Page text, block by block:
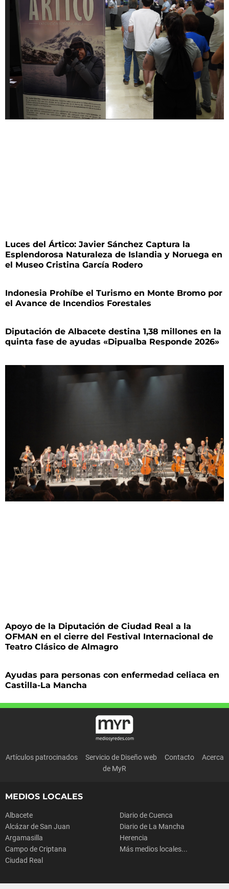
Luces del Ártico: Javier Sánchez Captura la
Esplendorosa Naturaleza de Islandia y Noruega en
el Museo Cristina García Rodero
Indonesia Prohíbe el Turismo en Monte Bromo por
el Avance de Incendios Forestales
Diputación de Albacete destina 1,38 millones en la
quinta fase de ayudas «Dipualba Responde 2026»
Apoyo de la Diputación de Ciudad Real a la
OFMAN en el cierre del Festival Internacional de
Teatro Clásico de Almagro
Ayudas para personas con enfermedad celiaca en
Castilla-La Mancha
Artículos patrocinados Servicio de Diseño web Contacto
Acerca
de MyR
MEDIOS LOCALES
Albacete
Alcázar de San Juan
Argamasilla
Campo de Criptana
Ciudad Real
Diario de Cuenca
Diario de La Mancha
Herencia
Más medios locales...